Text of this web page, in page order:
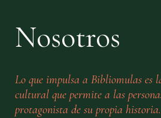
Nosotros
Lo que impulsa a Bibliomulas es
cultural que permite a las
protagonista de su propia historia.